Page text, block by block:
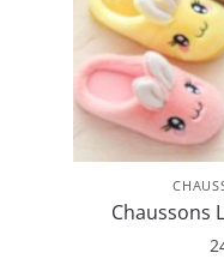
Chaussons